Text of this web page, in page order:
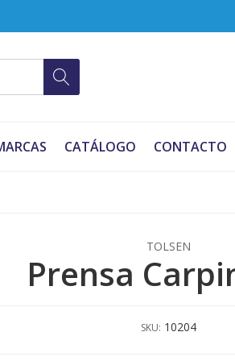
CATÁLOGO CONTACTO
TOLSEN
Prensa
SKU: 10204